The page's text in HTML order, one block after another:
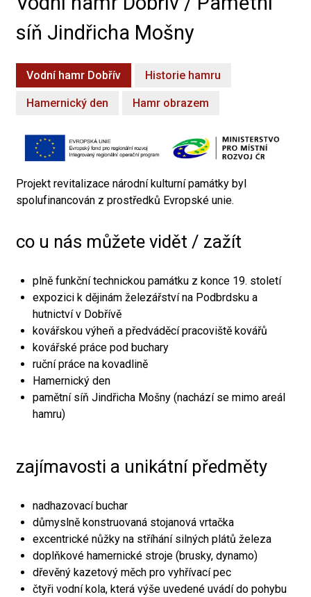
síň Jindřicha Mošny
Vodní hamr Dobřív Historie hamru
Hamernický den Hamr obrazem
Projekt revitalizace národní kulturní památky byl
spolufinancován z prostředků Evropské unie.
co u nás můžete vidět / zažít
plně funkční technickou památku z konce 19. století
expozici k dějinám železářství na Podbrdsku a
hutnictví v Dobřívě
kovářskou výheň a předváděcí pracoviště kovářů
kovářské práce pod buchary
ruční práce na kovadlině
Hamernický den
pamětní síň Jindřicha Mošny (nachází se mimo areál
hamru)
zajímavosti a unikátní předměty
nadhazovací buchar
důmyslně konstruovaná stojanová vrtačka
excentrické nůžky na stříhání silných plátů železa
doplňkové hamernické stroje (brusky, dynamo)
dřevěný kazetový měch pro vyhřívací pec
čtyři vodní kola, která výše uvedené uvádí do pohybu